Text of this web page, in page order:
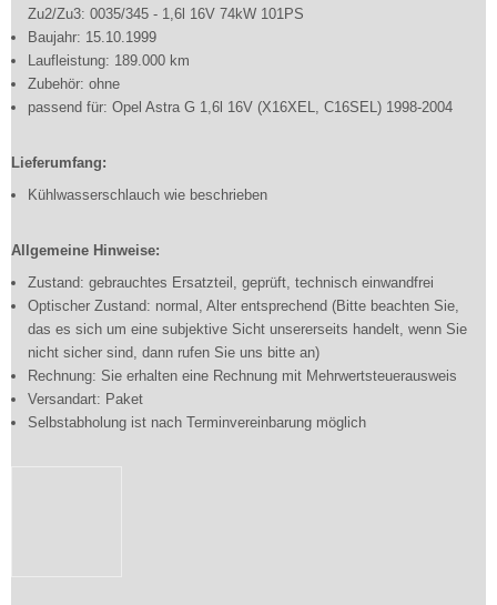
Zu2/Zu3: 0035/345 - 1,6l 16V 74kW 101PS
Baujahr: 15.10.1999
Laufleistung: 189.000 km
Zubehör: ohne
passend für: Opel Astra G 1,6l 16V (X16XEL, C16SEL) 1998-2004
Lieferumfang:
Kühlwasserschlauch wie beschrieben
Allgemeine Hinweise:
Zustand: gebrauchtes Ersatzteil, geprüft, technisch einwandfrei
Optischer Zustand: normal, Alter entsprechend (Bitte beachten Sie,
das es sich um eine subjektive Sicht unsererseits handelt, wenn Sie
nicht sicher sind, dann rufen Sie uns bitte an)
Rechnung: Sie erhalten eine Rechnung mit Mehrwertsteuerausweis
Versandart: Paket
Selbstabholung ist nach Terminvereinbarung möglich